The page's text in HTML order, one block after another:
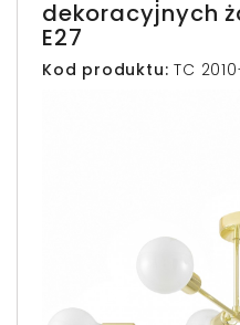
dekoracyjnych
E27
Kod produktu: TC